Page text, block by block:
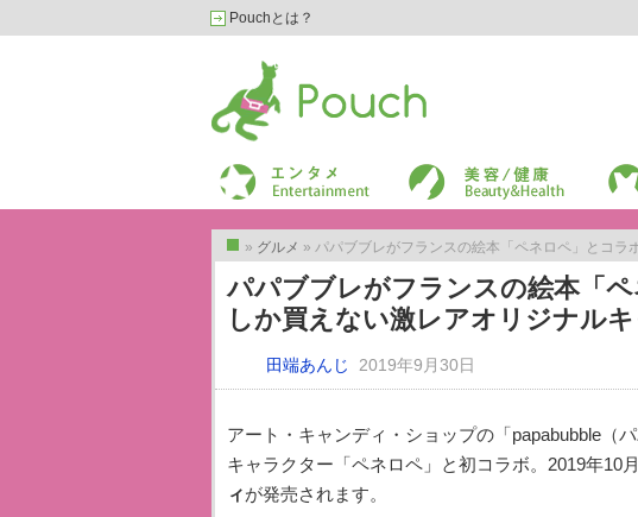
Pouchとは？
Pouch［ポーチ］
エンターテイメント 美容/健康 フ
» グルメ » パパブブレがフランスの絵本「ペネロペ」とコラボ！ 2店
パパブブレがフランスの絵本「
しか買えない激レアオリジナル
田端あんじ 2019年9月30日
アート・キャンディ・ショップの「papabubble（
キャラクター「ペネロペ」と初コラボ。2019年10
ィが発売されます。